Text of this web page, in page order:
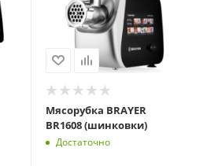
Мясорубка BRAYER
BR1608 (шинковки)
Достаточно